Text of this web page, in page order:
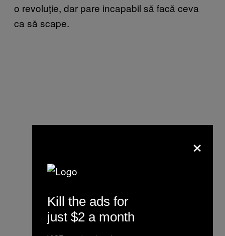
o revoluţie, dar pare incapabil să facă ceva
ca să scape.
×
Kill the ads for
just $2 a month